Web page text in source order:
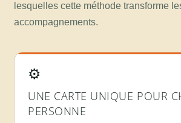
lesquelles cette méthode transforme
accompagnements.
⚙
UNE CARTE UNIQUE POUR
PERSONNE